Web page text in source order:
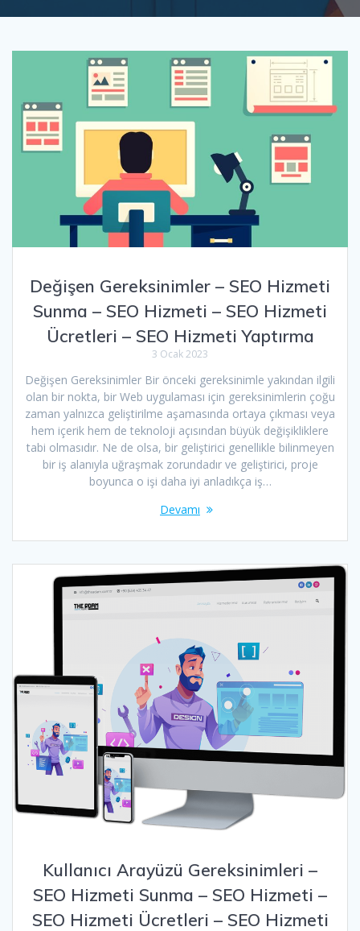
Değişen Gereksinimler – SEO Hizmeti
Sunma – SEO Hizmeti – SEO Hizmeti
Ücretleri – SEO Hizmeti Yaptırma
3 Ocak 2023
Değişen Gereksinimler Bir önceki gereksinimle yakından ilgili
olan bir nokta, bir Web uygulaması için gereksinimlerin çoğu
zaman yalnızca geliştirilme aşamasında ortaya çıkması veya
hem içerik hem de teknoloji açısından büyük değişikliklere
tabi olmasıdır. Ne de olsa, bir geliştirici genellikle bilinmeyen
bir iş alanıyla uğraşmak zorundadır ve geliştirici, proje
boyunca o işi daha iyi anladıkça iş…
Devamı
Kullanıcı Arayüzü Gereksinimleri –
SEO Hizmeti Sunma – SEO Hizmeti –
SEO Hizmeti Ücretleri – SEO Hizmeti